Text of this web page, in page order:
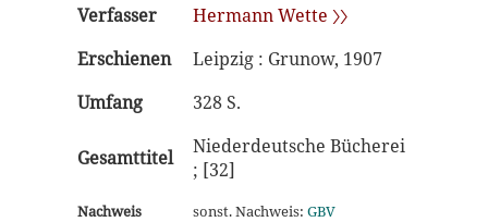
Verfasser
Hermann Wette 〉〉
Erschienen
Leipzig : Grunow, 1907
Umfang
328 S.
Gesamttitel
Niederdeutsche Bücherei
; [32]
Nachweis sonst. Nachweis: GBV